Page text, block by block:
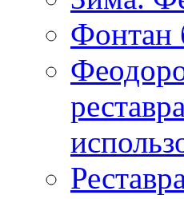
Фонтан